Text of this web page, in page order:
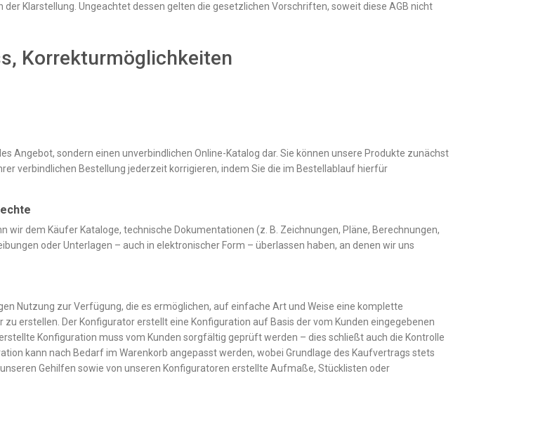
Klarstellung. Ungeachtet dessen gelten die gesetzlichen Vorschriften, soweit diese AGB nicht
Korrekturmöglichkeiten
Angebot, sondern einen unverbindlichen Online-Katalog dar. Sie können unsere Produkte zunächst
verbindlichen Bestellung jederzeit korrigieren, indem Sie die im Bestellablauf hierfür
wir dem Käufer Kataloge, technische Dokumentationen (z. B. Zeichnungen, Pläne, Berechnungen,
oder Unterlagen – auch in elektronischer Form – überlassen haben, an denen wir uns
Nutzung zur Verfügung, die es ermöglichen, auf einfache Art und Weise eine komplette
erstellen. Der Konfigurator erstellt eine Konfiguration auf Basis der vom Kunden eingegebenen
Konfiguration muss vom Kunden sorgfältig geprüft werden – dies schließt auch die Kontrolle
kann nach Bedarf im Warenkorb angepasst werden, wobei Grundlage des Kaufvertrags stets
Gehilfen sowie von unseren Konfiguratoren erstellte Aufmaße, Stücklisten oder